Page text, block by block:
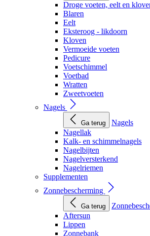
Droge voeten, eelt en
Blaren
Eelt
Eksteroog - likdoorn
Kloven
Vermoeide voeten
Pedicure
Voetschimmel
Voetbad
Wratten
Zweetvoeten
Nagels
Ga terug
Nagels
Nagellak
Kalk- en schimmelnagels
Nagelbijten
Nagelversterkend
Nagelriemen
Supplementen
Zonnebescherming
Ga terug
Aftersun
Lippen
Zonnebank